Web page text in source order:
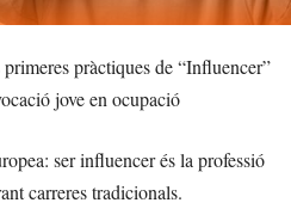
pràctiques de “Influencer”
jove en ocupació
ser influencer és la professió
carreres tradicionals.